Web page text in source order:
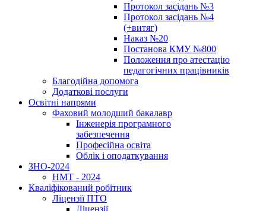
Протокол засідань №3
Протокол засідань №4
(+витяг)
Наказ №20
Постанова КМУ №800
Положення про атестацію
педагогічних працівників
Благодійна допомога
Додаткові послуги
Освітні напрями
Фаховий молодший бакалавр
Інженерія програмного
забезпечення
Професійна освіта
Облік і оподаткування
ЗНО-2024
НМТ - 2024
Кваліфікований робітник
Ліцензії ПТО
Ліцензії